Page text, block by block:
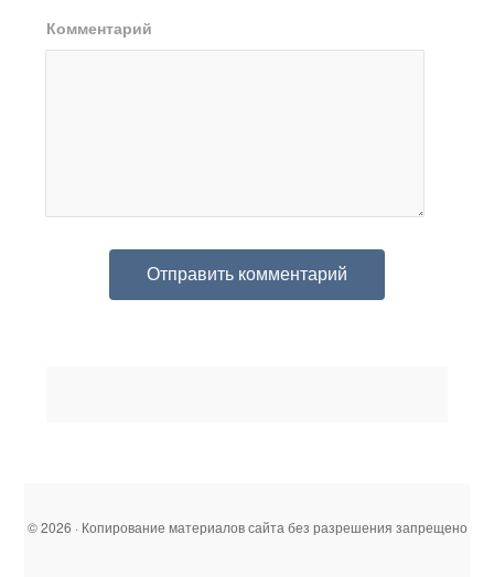
Комментарий
© 2026 · Копирование материалов сайта без разрешения запрещено